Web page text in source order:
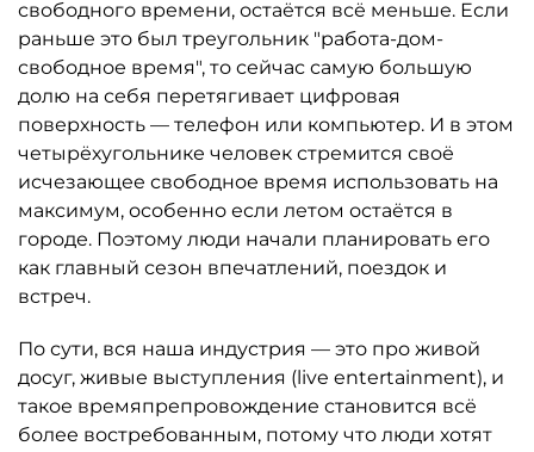
свободного времени, остаётся всё меньше. Если
раньше это был треугольник "работа-дом-
свободное время", то сейчас самую большую
долю на себя перетягивает цифровая
поверхность — телефон или компьютер. И в этом
четырёхугольнике человек стремится своё
исчезающее свободное время использовать на
максимум, особенно если летом остаётся в
городе. Поэтому люди начали планировать его
как главный сезон впечатлений, поездок и
встреч.
По сути, вся наша индустрия — это про живой
досуг, живые выступления (live entertainment), и
такое времяпрепровождение становится всё
более востребованным, потому что люди хотят